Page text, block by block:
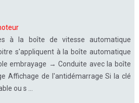
à la boîte de vitesse automatique
s'appliquent à la boîte automatique
embrayage → Conduite avec la boîte
Affichage de l'antidémarrage Si la clé
ou s ...